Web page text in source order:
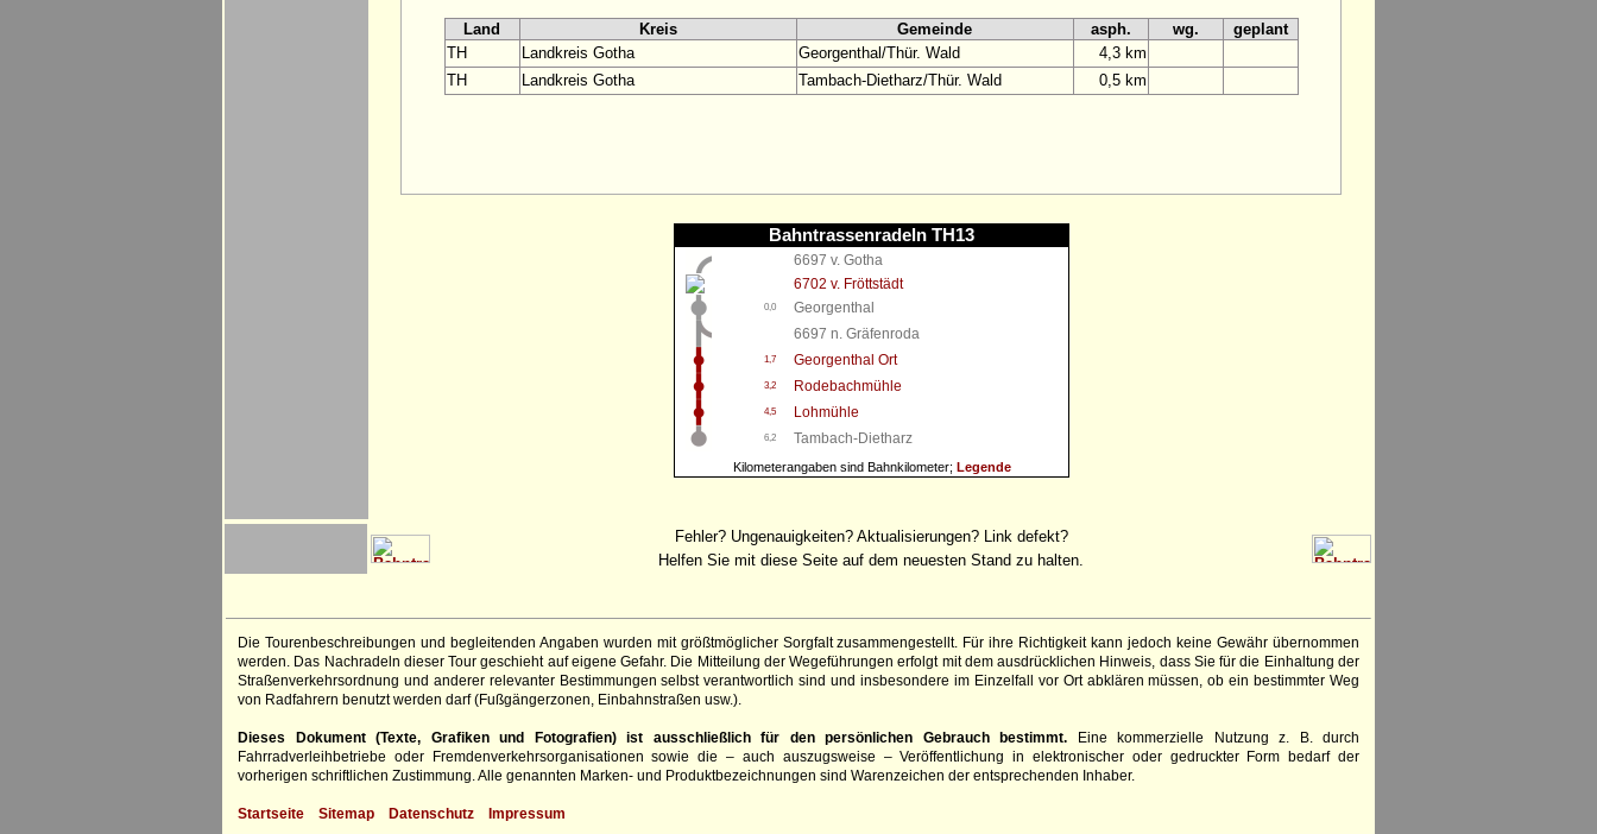
Land Kreis Gemeinde asph. wg.
geplant
TH
Landkreis Gotha Georgenthal/Thür. Wald
4,3 km
TH
Landkreis Gotha Tambach-Dietharz/Thür. Wald 0,5 km
Bahntrassenradeln TH13
6697 v. Gotha
6702 v. Fröttstädt
0,0
Georgenthal
6697 n. Gräfenroda
1,7 Georgenthal Ort
3,2 Rodebachmühle
4,5 Lohmühle
6,2 Tambach-Dietharz
Kilometerangaben sind Bahnkilometer; Legende
Fehler? Ungenauigkeiten? Aktualisierungen? Link defekt?
Helfen Sie mit diese Seite auf dem neuesten Stand zu halten.
Die Tourenbeschreibungen und begleitenden Angaben wurden mit größtmöglicher Sorgfalt zusammengestellt. Für ihre Richtigkeit kann jedoch keine Gewähr übernommen
werden. Das Nachradeln dieser Tour geschieht auf eigene Gefahr. Die Mitteilung der Wegeführungen erfolgt mit dem ausdrücklichen Hinweis, dass Sie für die Einhaltung der
Straßenverkehrsordnung und anderer relevanter Bestimmungen selbst verantwortlich sind und insbesondere im Einzelfall vor Ort abklären müssen, ob ein bestimmter Weg
von Radfahrern benutzt werden darf (Fußgängerzonen, Einbahnstraßen usw.).
Dieses Dokument (Texte, Grafiken und Fotografien) ist ausschließlich für den persönlichen Gebrauch bestimmt. Eine kommerzielle Nutzung z. B. durch
Fahrradverleihbetriebe oder Fremdenverkehrsorganisationen sowie die – auch auszugsweise – Veröffentlichung in elektronischer oder gedruckter Form bedarf der
vorherigen schriftlichen Zustimmung. Alle genannten Marken- und Produktbezeichnungen sind Warenzeichen der entsprechenden Inhaber.
Startseite Sitemap Datenschutz Impressum